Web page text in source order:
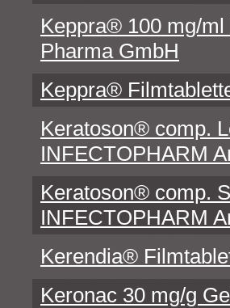
Keppra® 100 mg/
Pharma GmbH
Keppra®
Keratoson® comp.
INFECTOPHARM
Keratoson® comp.
INFECTOPHARM
Kerendia®
Keronac 30 mg/g